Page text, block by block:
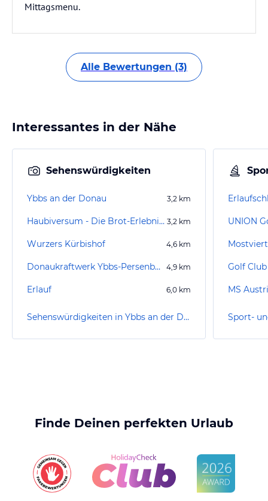
Mittagsmenu.
Alle Bewertungen (3)
Interessantes in der Nähe
Sehenswürdigkeiten
Ybbs an der Donau 3,2 km
Haubiversum - Die Brot-Erlebniswelt von Haubis 3,2 km
Wurzers Kürbishof 4,6 km
Donaukraftwerk Ybbs-Persenbeug 4,9 km
Erlauf 6,0 km
Sehenswürdigkeiten in Ybbs an der Donau
UNION
MS
Finde Deinen perfekten Urlaub